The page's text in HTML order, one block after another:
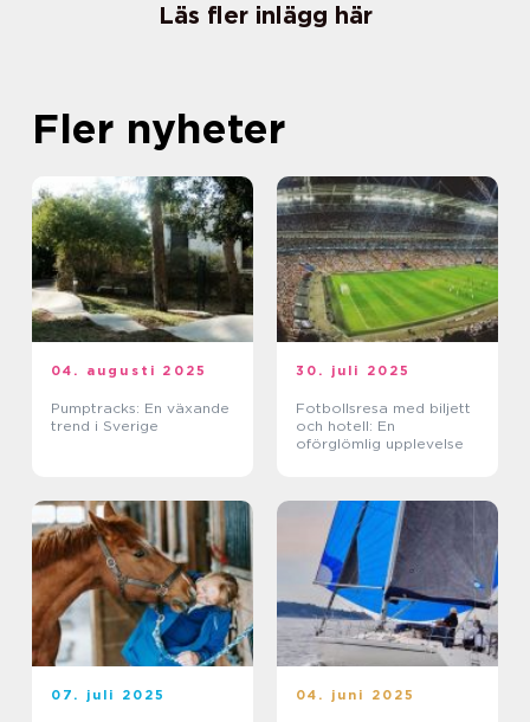
Läs fler inlägg här
Fler nyheter
04. augusti 2025
Pumptracks: En växande
trend i Sverige
30. juli 2025
Fotbollsresa med biljett
och hotell: En
oförglömlig upplevelse
07. juli 2025 04. juni 2025